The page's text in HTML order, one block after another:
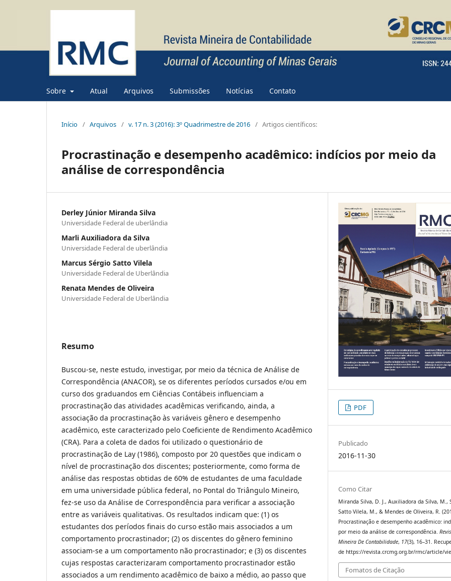
Sobre Atual Arquivos Submissões Notícias Contato
Início / Arquivos / v. 17 n. 3 (2016): 3º Quadrimestre de 2016 / Artigos científicos:
Procrastinação e desempenho acadêmico: indícios por meio da
análise de correspondência
Derley Júnior Miranda Silva
Universidade Federal de uberlândia
Marli Auxiliadora da Silva
Universidade Federal de uberlândia
Marcus Sérgio Satto Vilela
Universidade Federal de Uberlândia
Renata Mendes de Oliveira
Universidade Federal de Uberlândia
Resumo
Buscou-se, neste estudo, investigar, por meio da técnica de Análise de
Correspondência (ANACOR), se os diferentes períodos cursados e/ou em
curso dos graduandos em Ciências Contábeis influenciam a
procrastinação das atividades acadêmicas verificando, ainda, a
associação da procrastinação às variáveis gênero e desempenho
acadêmico, este caracterizado pelo Coeficiente de Rendimento Acadêmico
(CRA). Para a coleta de dados foi utilizado o questionário de
procrastinação de Lay (1986), composto por 20 questões que indicam o
nível de procrastinação dos discentes; posteriormente, como forma de
análise das respostas obtidas de 60% de estudantes de uma faculdade
em uma universidade pública federal, no Pontal do Triângulo Mineiro,
fez-se uso da Análise de Correspondência para verificar a associação
entre as variáveis qualitativas. Os resultados indicam que: (1) os
estudantes dos períodos finais do curso estão mais associados a um
comportamento procrastinador; (2) os discentes do gênero feminino
associam-se a um comportamento não procrastinador; e (3) os discentes
cujas respostas caracterizaram comportamento procrastinador estão
associados a um rendimento acadêmico de baixo a médio, ao passo que
PDF
Publicado
2016-11-30
Como Citar
Miranda Silva, D. J., Auxiliadora da Silva, M.,
Satto Vilela, M., & Mendes de Oliveira, R.
Procrastinação e desempenho acadêmico:
por meio da análise de correspondência.
Mineira De Contabilidade, 17(3), 16–31.
de https://revista.crcmg.org.br/rmc/article/
Fomatos de Citação